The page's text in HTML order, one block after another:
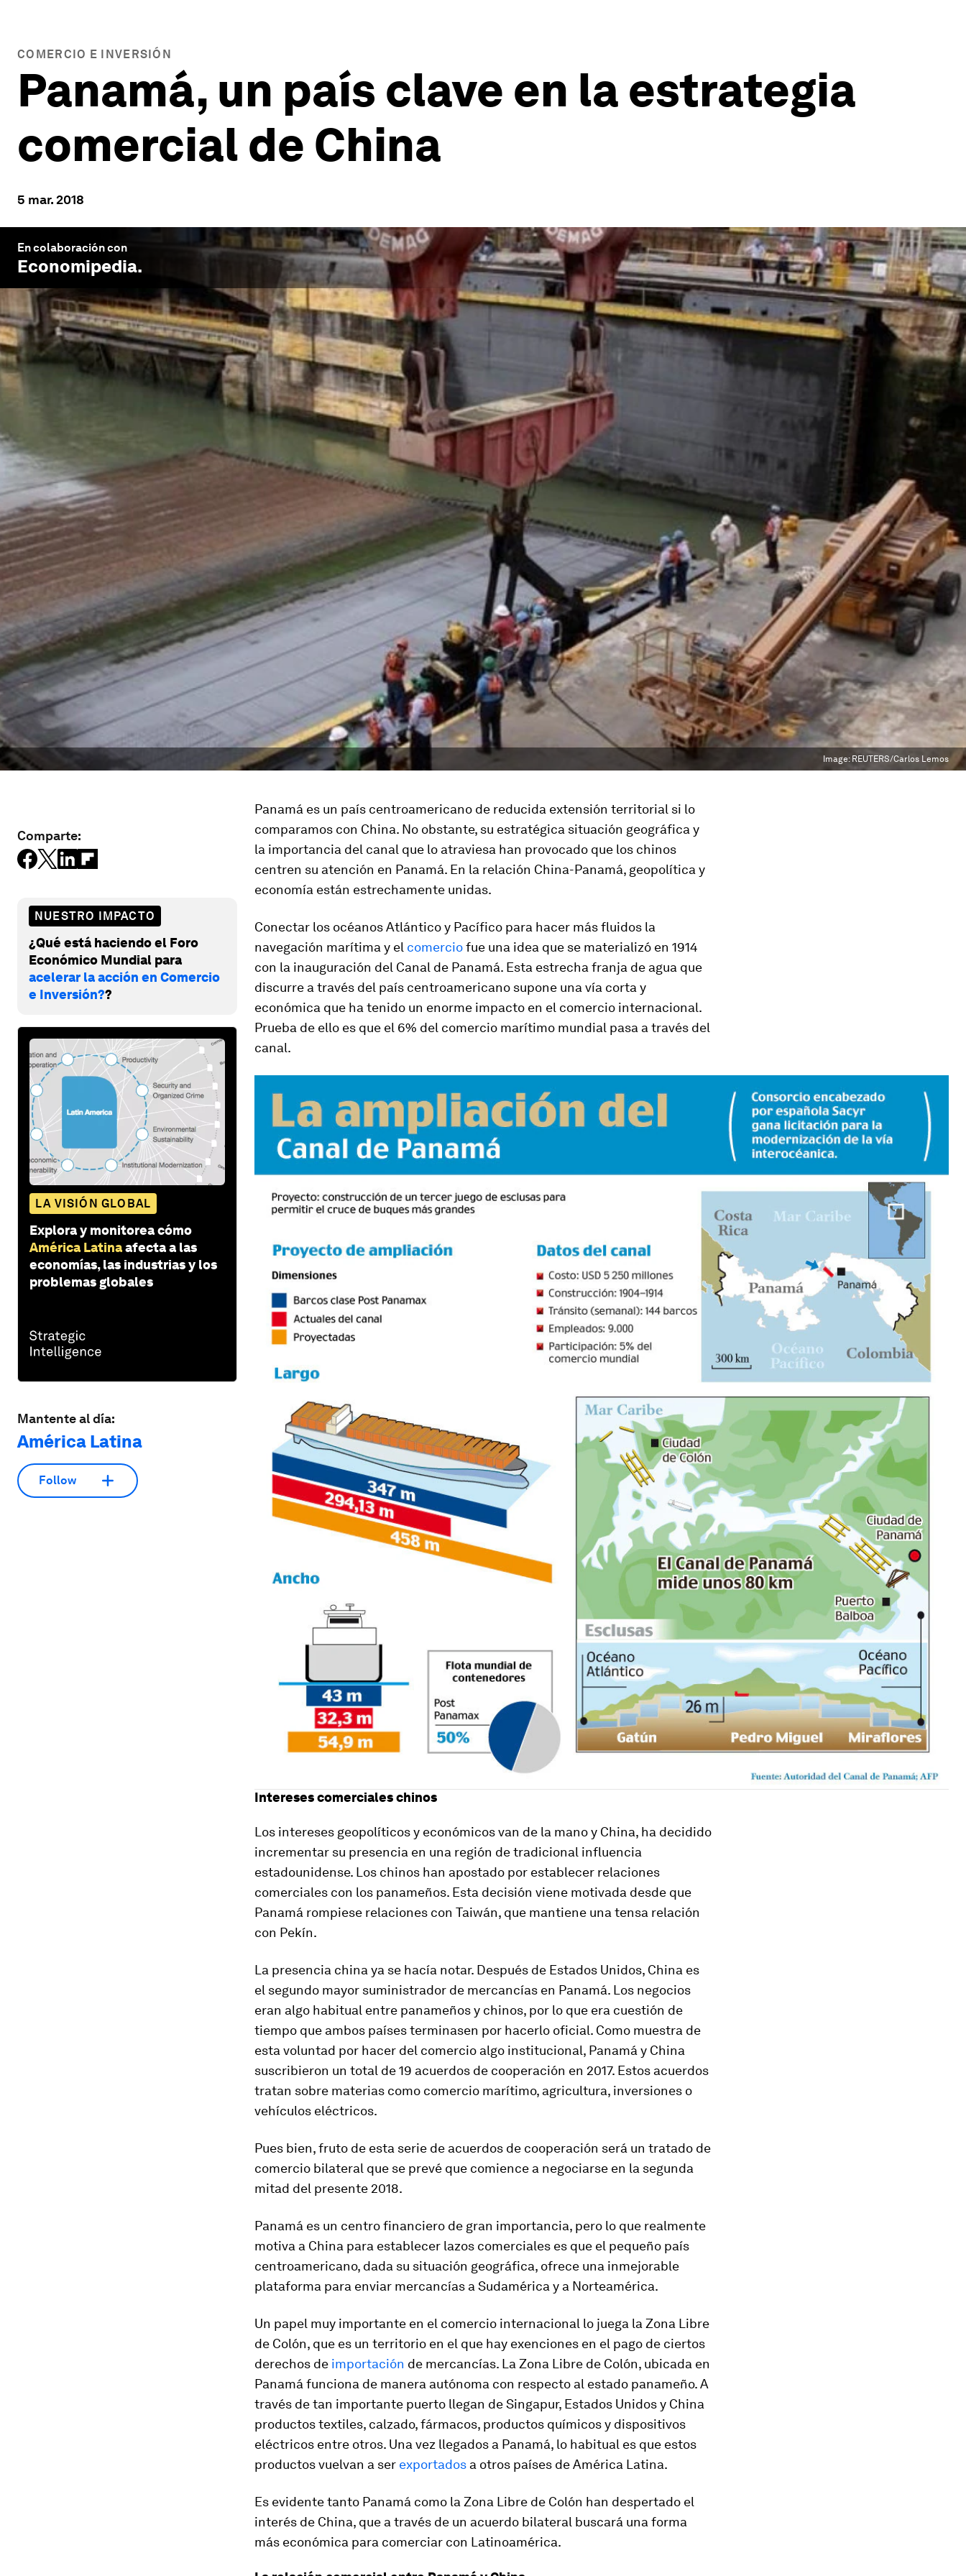
COMERCIO E INVERSIÓN
Panamá, un país clave en la estrategia
comercial de China
5 mar. 2018
En colaboración con
Economipedia.
Image: REUTERS/Carlos Lemos
Comparte:
NUESTRO IMPACTO
¿Qué está haciendo el Foro
Económico Mundial para
acelerar la acción en Comercio
e Inversión??
LA VISIÓN GLOBAL
Explora y monitorea cómo
América Latinaafecta a las
economías, las industrias y los
problemas globales
Mantente al día:
América Latina
Follow
Panamá es un país centroamericano de reducida extensión territorial si lo
comparamos con China. No obstante, su estratégica situación geográfica y
la importancia del canal que lo atraviesa han provocado que los chinos
centren su atención en Panamá. En la relación China-Panamá, geopolítica y
economía están estrechamente unidas.
Conectar los océanos Atlántico y Pacífico para hacer más fluidos la
navegación marítima y el comerciofue una idea que se materializó en 1914
con la inauguración del Canal de Panamá. Esta estrecha franja de agua que
discurre a través del país centroamericano supone una vía corta y
económica que ha tenido un enorme impacto en el comercio internacional.
Prueba de ello es que el 6% del comercio marítimo mundial pasa a través del
canal.
Intereses comerciales chinos
Los intereses geopolíticos y económicos van de la mano y China, ha decidido
incrementar su presencia en una región de tradicional influencia
estadounidense. Los chinos han apostado por establecer relaciones
comerciales con los panameños. Esta decisión viene motivada desde que
Panamá rompiese relaciones con Taiwán, que mantiene una tensa relación
con Pekín.
La presencia china ya se hacía notar. Después de Estados Unidos, China es
el segundo mayor suministrador de mercancías en Panamá. Los negocios
eran algo habitual entre panameños y chinos, por lo que era cuestión de
tiempo que ambos países terminasen por hacerlo oficial. Como muestra de
esta voluntad por hacer del comercio algo institucional, Panamá y China
suscribieron un total de 19 acuerdos de cooperación en 2017. Estos acuerdos
tratan sobre materias como comercio marítimo, agricultura, inversiones o
vehículos eléctricos.
Pues bien, fruto de esta serie de acuerdos de cooperación será un tratado de
comercio bilateral que se prevé que comience a negociarse en la segunda
mitad del presente 2018.
Panamá es un centro financiero de gran importancia, pero lo que realmente
motiva a China para establecer lazos comerciales es que el pequeño país
centroamericano, dada su situación geográfica, ofrece una inmejorable
plataforma para enviar mercancías a Sudamérica y a Norteamérica.
Un papel muy importante en el comercio internacional lo juega la Zona Libre
de Colón, que es un territorio en el que hay exenciones en el pago de ciertos
derechos de importación de mercancías. La Zona Libre de Colón, ubicada en
Panamá funciona de manera autónoma con respecto al estado panameño. A
través de tan importante puerto llegan de Singapur, Estados Unidos y China
productos textiles, calzado, fármacos, productos químicos y dispositivos
eléctricos entre otros. Una vez llegados a Panamá, lo habitual es que estos
productos vuelvan a ser exportados a otros países de América Latina.
Es evidente tanto Panamá como la Zona Libre de Colón han despertado el
interés de China, que a través de un acuerdo bilateral buscará una forma
más económica para comerciar con Latinoamérica.